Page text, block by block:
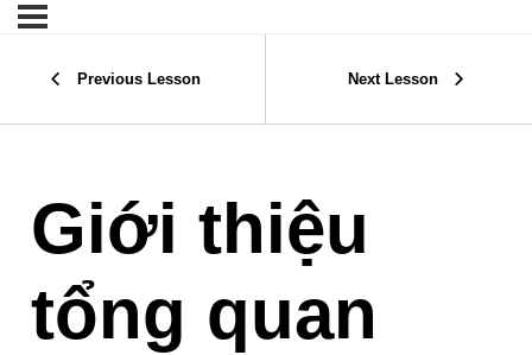
Previous Lesson Next Lesson
Giới thiệu
tổng quan